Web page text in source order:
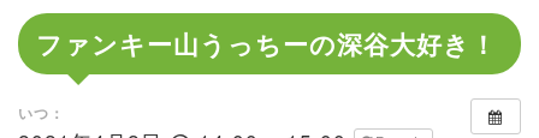
ファンキー山うっちーの深谷大好き！
いつ：